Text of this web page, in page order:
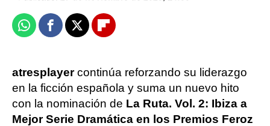
WhatsappFacebook
X Flipboard
atresplayercontinúa reforzando su liderazgo
en la ficción española y suma un nuevo hito
con la nominación de La Ruta. Vol. 2: Ibiza a
Mejor Serie Dramática en los Premios Feroz